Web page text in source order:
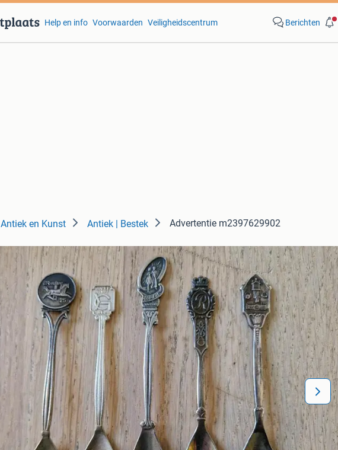
Help en info Voorwaarden Veiligheidscentrum Berichten
Antiek en Kunst Antiek | Bestek Advertentie m2397629902